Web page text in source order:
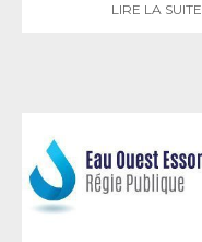
LIRE LA SUITE